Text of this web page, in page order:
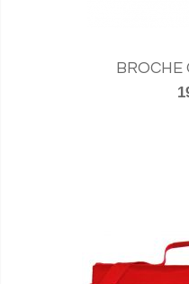
BROCHE